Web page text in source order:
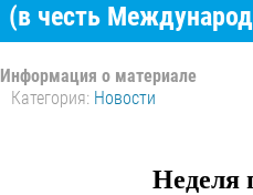
(в честь
Информация о материале
Категория: Новости
Неделя